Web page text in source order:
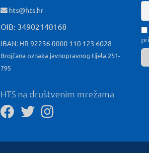
hts@hts.hr
OIB: 34902140168
IBAN: HR 92236 0000 110 123 6028
Brojčana oznaka javnopravnog tijela 251-
795
HTS na društvenim mrežama